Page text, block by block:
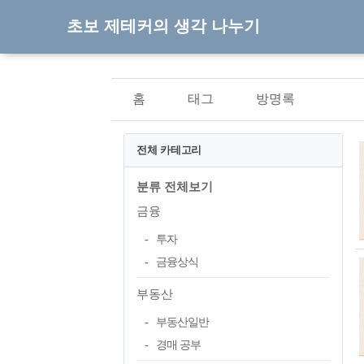
초보 제테커의 생각 나누기
홈 태그 방명록
전체 카테고리
분류 전체보기
금융
투자
금융상식
부동산
부동산일반
경매 공부